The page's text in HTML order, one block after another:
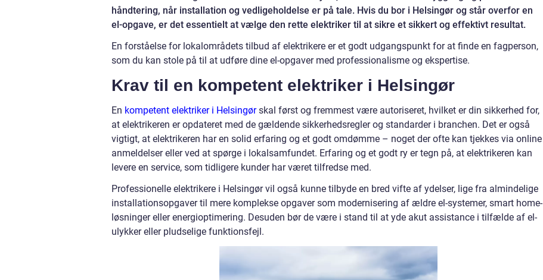
håndtering, når installation og vedligeholdelse er på tale. Hvis du bor i Helsingør og står overfor en
el-opgave, er det essentielt at vælge den rette elektriker til at sikre et sikkert og effektivt resultat.
En forståelse for lokalområdets tilbud af elektrikere er et godt udgangspunkt for at finde en fagperson,
som du kan stole på til at udføre dine el-opgaver med professionalisme og ekspertise.
Krav til en kompetent elektriker i Helsingør
En kompetent elektriker i Helsingørskal først og fremmest være autoriseret, hvilket er din sikkerhed for,
at elektrikeren er opdateret med de gældende sikkerhedsregler og standarder i branchen. Det er også
vigtigt, at elektrikeren har en solid erfaring og et godt omdømme – noget der ofte kan tjekkes via online
anmeldelser eller ved at spørge i lokalsamfundet. Erfaring og et godt ry er tegn på, at elektrikeren kan
levere en service, som tidligere kunder har været tilfredse med.
Professionelle elektrikere i Helsingør vil også kunne tilbyde en bred vifte af ydelser, lige fra almindelige
installationsopgaver til mere komplekse opgaver som modernisering af ældre el-systemer, smart home-
løsninger eller energioptimering. Desuden bør de være i stand til at yde akut assistance i tilfælde af el-
ulykker eller pludselige funktionsfejl.